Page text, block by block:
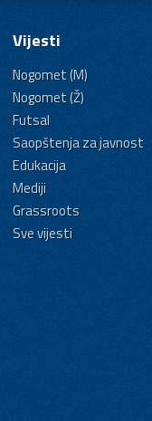
Vijesti
Nogomet (M)
Nogomet (Ž)
Futsal
Saopštenja za javnost
Edukacija
Mediji
Grassroots
Sve vijesti